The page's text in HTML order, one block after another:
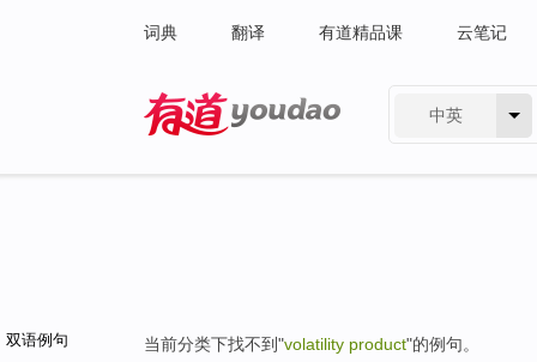
词典 翻译 有道精品课 云笔记
中英
双语例句 当前分类下找不到"volatility product"的例句。